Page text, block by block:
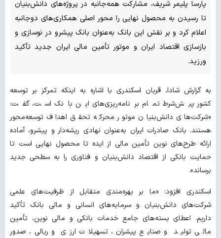
پارسا پلیمر شریف، مشارکت همه‌جانبه در پروژه‌های دانش‌بنیان
تا رسیدن به محصول نهایی را محور اصلی همکاری‌های دوجانبه
اعلام کرد و بر نقش این بانک به‌عنوان بانک پیشرو در نوسازی و
بازسازی اقتصاد ایران و موتور تأمین مالی ایران جدید تأکید
ورزید.
به گزارش شادا، قربان اسکندری با اشاره به اینکه تمرکز بر توسعه
کشور پیش‌شرط تمام برنامه‌ریزی‌های این بانک است، گفت:
«شرکت‌های دانش‌بنیان موتور محرکه تحقق اهداف توسعه‌محور
هستند. بانک صادرات ایران به‌عنوان نهادی ریشه‌دار و پیشرو، آماده
ارائه طرح‌های نوین تأمین مالی از ایده تا محصول نهایی است تا
حمایت بانکی از اقتصاد دانش‌بنیان و فناوری را به سطحی جدید
برساند».
اسکندری افزود: «ما بر بهره‌مندی متقابل از ظرفیت‌های علمی
شرکت‌های دانش‌بنیان و سرمایه‌های انسانی و مالی بانک تأکید
داریم. اعطای بسته‌های جامع خدمات بانکی و مالی نوین، تأمین
مالی تولید و صنایع پیشران، تسهیلات ارزی و ریالی، صدور